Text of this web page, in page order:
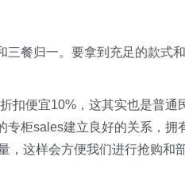
三餐归一。要拿到充足的款式和
扣便宜10%，这其实也是普通
专柜sales建立良好的关系，拥
，这样会方便我们进行抢购和